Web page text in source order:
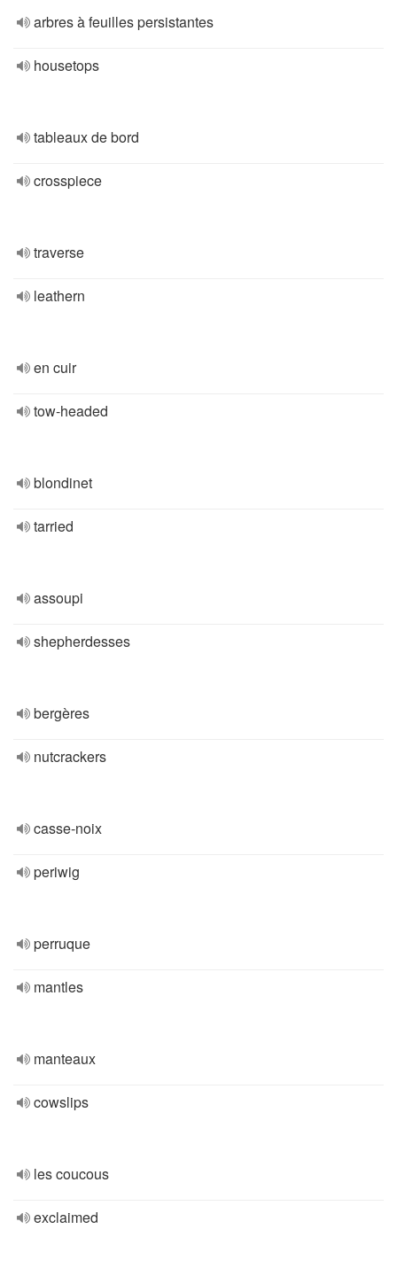
arbres à feuilles persistantes
housetops
tableaux de bord
crosspiece
traverse
leathern
en cuir
tow-headed
blondinet
tarried
assoupi
shepherdesses
bergères
nutcrackers
casse-noix
periwig
perruque
mantles
manteaux
cowslips
les coucous
exclaimed